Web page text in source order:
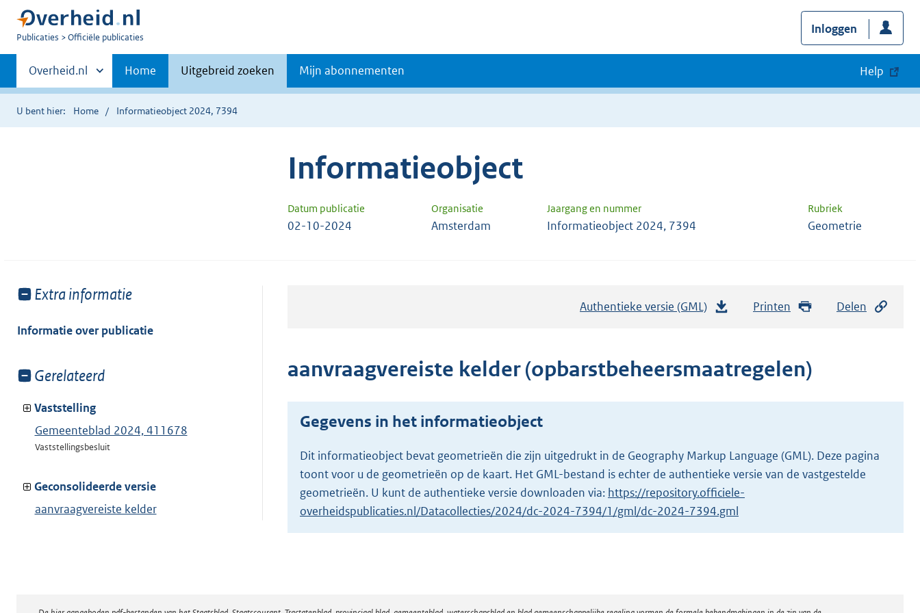
U
Publicaties Officiële publicaties
Inloggen
Primaire
navigatie
Andere
sites
binnen
Overheid.nl Home Uitgebreid zoeken Mijn abonnementen Help
U bent hier: Home Informatieobject 2024, 7394
Informatieobject
Datum publicatie Organisatie Jaargang en nummer Rubriek
02-10-2024 Amsterdam Informatieobject 2024, 7394 Geometrie
Toon
van:
Extra informatie
Informatie over publicatie
Toon
van:
Gerelateerd
Vaststelling
Gemeenteblad 2024, 411678
Vaststellingsbesluit
Geconsolideerde versie
aanvraagvereiste kelder
Authentieke versie (GML)
t
a
n
g
r
o
o
Printen Delen
aanvraagvereiste kelder (opbarstbeheersmaatregelen)
Gegevens in het informatieobject
Dit informatieobject bevat geometrieën die zijn uitgedrukt in de Geography Markup Language (GML). Deze pagina
toont voor u de geometrieën op de kaart. Het GML-bestand is echter de authentieke versie van de vastgestelde
geometrieën. U kunt de authentieke versie downloaden via: https://repository.officiele-
overheidspublicaties.nl/Datacollecties/2024/dc-2024-7394/1/gml/dc-2024-7394.gml